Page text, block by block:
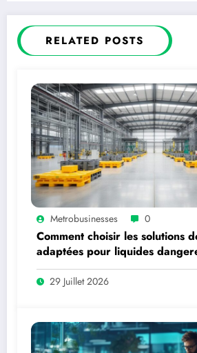
RELATED POSTS
Metrobusinesses 0
Comment choisir les solutions
adaptées pour liquides
29 Juillet 2026